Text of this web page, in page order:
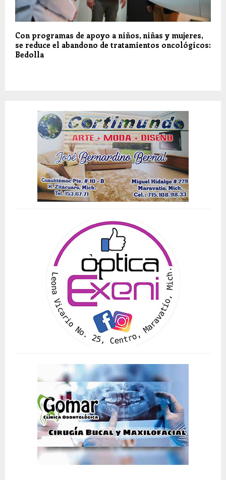
Con programas de apoyo a niños, niñas y mujeres,
se reduce el abandono de tratamientos oncológicos:
Bedolla